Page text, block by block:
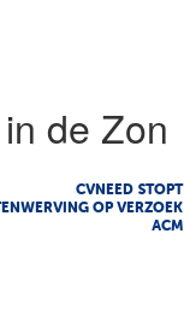
de Zon
CVNEED STOPT
OP VERZOEK
ACM